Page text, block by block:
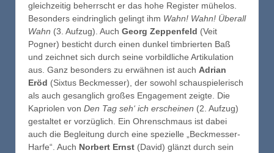
gleichzeitig beherrscht er das hohe Register mühelos.
Besonders eindringlich gelingt ihm Wahn! Wahn! Überall
Wahn (3. Aufzug). Auch Georg Zeppenfeld (Veit
Pogner) besticht durch einen dunkel timbrierten Baß
und zeichnet sich durch seine vorbildliche Artikulation
aus. Ganz besonders zu erwähnen ist auch Adrian
Eröd (Sixtus Beckmesser), der sowohl schauspielerisch
als auch gesanglich großes Engagement zeigte. Die
Kapriolen von Den Tag seh‘ ich erscheinen (2. Aufzug)
gestaltet er vorzüglich. Ein Ohrenschmaus ist dabei
auch die Begleitung durch eine spezielle „Beckmesser-
Harfe“. Auch Norbert Ernst (David) glänzt durch sein